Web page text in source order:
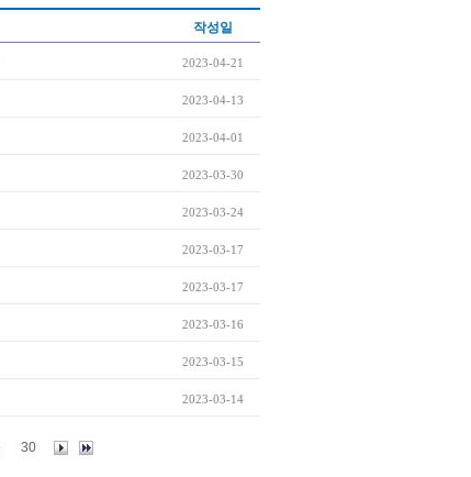
작성일
2023-04-21
2023-04-13
2023-04-01
2023-03-30
2023-03-24
2023-03-17
2023-03-17
2023-03-16
2023-03-15
2023-03-14
30